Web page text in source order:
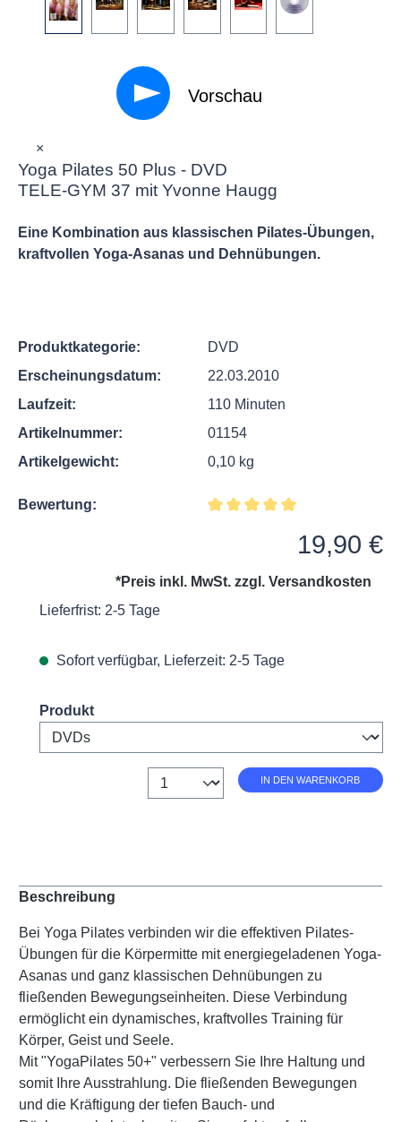
Vorschau
×
Yoga Pilates 50 Plus - DVD
TELE-GYM 37 mit Yvonne Haugg
Eine Kombination aus klassischen Pilates-Übungen,
kraftvollen Yoga-Asanas und Dehnübungen.
Produktkategorie:
DVD
Erscheinungsdatum:
22.03.2010
Laufzeit:
110 Minuten
Artikelnummer:
01154
Artikelgewicht:
0,10 kg
Bewertung:
19,90 €
*Preis inkl. MwSt. zzgl. Versandkosten
Lieferfrist: 2-5 Tage
Sofort verfügbar, Lieferzeit: 2-5 Tage
Select
Produkt
Anzahl IN DEN WARENKORB
Beschreibung
Bei Yoga Pilates verbinden wir die effektiven Pilates-
Übungen für die Körpermitte mit energiegeladenen Yoga-
Asanas und ganz klassischen Dehnübungen zu
fließenden Bewegungseinheiten. Diese Verbindung
ermöglicht ein dynamisches, kraftvolles Training für
Körper, Geist und Seele.
Mit "YogaPilates 50+" verbessern Sie Ihre Haltung und
somit Ihre Ausstrahlung. Die fließenden Bewegungen
und die Kräftigung der tiefen Bauch- und